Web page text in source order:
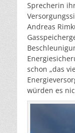
Sprecherin
Andreas
schon „das
würden es